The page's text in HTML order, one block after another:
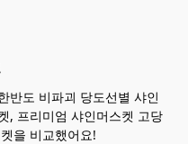
반도 비파괴 당도선별 샤인
, 프리미엄 샤인머스켓 고당
을 비교했어요!